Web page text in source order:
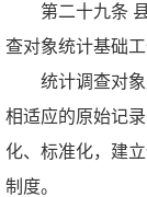
第二十九条
查对象统计基础
统计调查对
相适应的原始记
化、标准化，建
制度。